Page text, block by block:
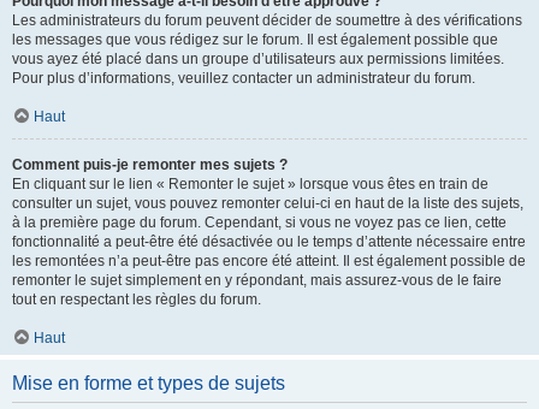
Les administrateurs du forum peuvent décider de soumettre à des vérifications
les messages que vous rédigez sur le forum. Il est également possible que
vous ayez été placé dans un groupe d’utilisateurs aux permissions limitées.
Pour plus d’informations, veuillez contacter un administrateur du forum.
Haut
Comment puis-je remonter mes sujets ?
En cliquant sur le lien « Remonter le sujet » lorsque vous êtes en train de
consulter un sujet, vous pouvez remonter celui-ci en haut de la liste des sujets,
à la première page du forum. Cependant, si vous ne voyez pas ce lien, cette
fonctionnalité a peut-être été désactivée ou le temps d’attente nécessaire entre
les remontées n’a peut-être pas encore été atteint. Il est également possible de
remonter le sujet simplement en y répondant, mais assurez-vous de le faire
tout en respectant les règles du forum.
Haut
Mise en forme et types de sujets